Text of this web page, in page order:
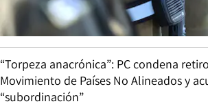
“Torpeza anacrónica”: PC condena
Movimiento de Países No Alineados y
“subordinación”